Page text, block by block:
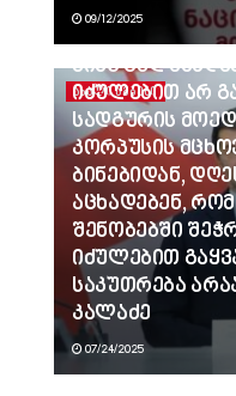
09/12/2025
ᲐᲮᲐᲚᲘ ᲐᲛᲑᲔᲑᲘ
ვინც
იძულებით არ
სადგურის
კორპუსის
ბინებიდან,
აცხადებენ,
შენობებში
იძულებით
საკუთრება
კალაძე
07/24/2025